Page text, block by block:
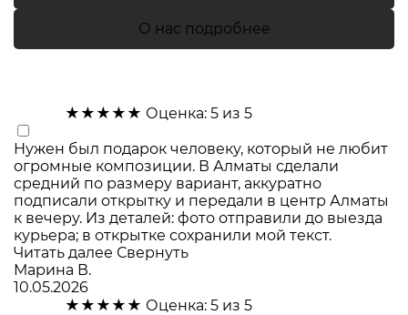
О нас подробнее
★★★★★ Оценка: 5 из 5
Нужен был подарок человеку, который не любит
огромные композиции. В Алматы сделали
средний по размеру вариант, аккуратно
подписали открытку и передали в центр Алматы
к вечеру. Из деталей: фото отправили до выезда
курьера; в открытке сохранили мой текст.
Читать далее Свернуть
Марина В.
10.05.2026
★★★★★ Оценка: 5 из 5